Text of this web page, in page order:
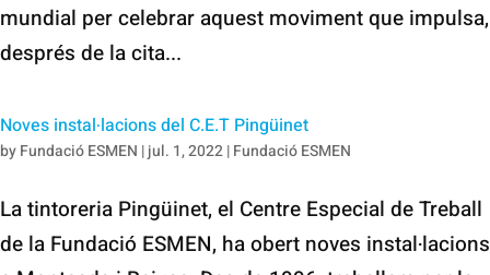
mundial per celebrar aquest moviment que impulsa,
després de la cita...
Noves instal·lacions del C.E.T Pingüinet
byFundació ESMEN |jul. 1, 2022|Fundació ESMEN
La tintoreria Pingüinet, el Centre Especial de Treball
de la Fundació ESMEN, ha obert noves instal·lacions